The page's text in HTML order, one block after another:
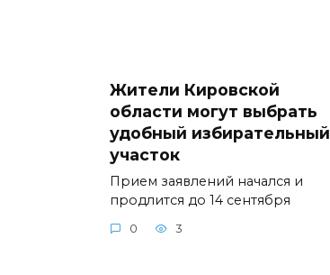
Жители Кировской
области могут выбрать
удобный избирательный
участок
Прием заявлений начался и
продлится до 14 сентября
0 3